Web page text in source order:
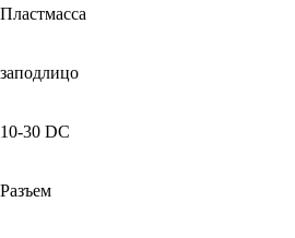
Пластмасса
заподлицо
10-30 DC
Разъем